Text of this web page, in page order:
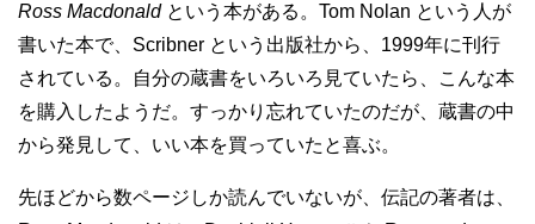
Ross Macdonaldという本がある。Tom Nolan という人が
書いた本で、Scribner という出版社から、1999年に刊行
されている。自分の蔵書をいろいろ見ていたら、こんな本
を購入したようだ。すっかり忘れていたのだが、蔵書の中
から発見して、いい本を買っていたと喜ぶ。
先ほどから数ページしか読んでいないが、伝記の著者は、